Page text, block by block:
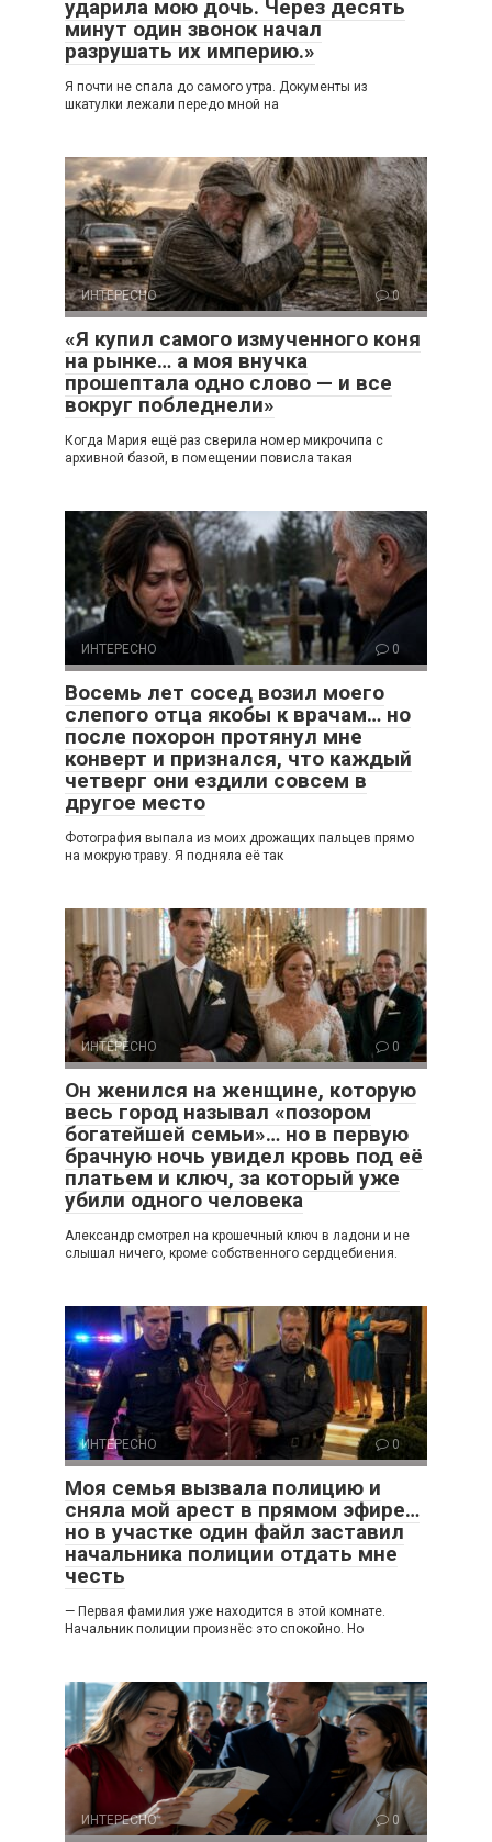
ударила мою дочь. Через десять
минут один звонок начал
разрушать их империю.»
Я почти не спала до самого утра. Документы из
шкатулки лежали передо мной на
ИНТЕРЕСНО 0
«Я купил самого измученного коня
на рынке… а моя внучка
прошептала одно слово — и все
вокруг побледнели»
Когда Мария ещё раз сверила номер микрочипа с
архивной базой, в помещении повисла такая
ИНТЕРЕСНО 0
Восемь лет сосед возил моего
слепого отца якобы к врачам… но
после похорон протянул мне
конверт и признался, что каждый
четверг они ездили совсем в
другое место
Фотография выпала из моих дрожащих пальцев прямо
на мокрую траву. Я подняла её так
ИНТЕРЕСНО 0
Он женился на женщине, которую
весь город называл «позором
богатейшей семьи»… но в первую
брачную ночь увидел кровь под её
платьем и ключ, за который уже
убили одного человека
Александр смотрел на крошечный ключ в ладони и не
слышал ничего, кроме собственного сердцебиения.
ИНТЕРЕСНО 0
Моя семья вызвала полицию и
сняла мой арест в прямом эфире…
но в участке один файл заставил
начальника полиции отдать мне
честь
— Первая фамилия уже находится в этой комнате.
Начальник полиции произнёс это спокойно. Но
ИНТЕРЕСНО 0